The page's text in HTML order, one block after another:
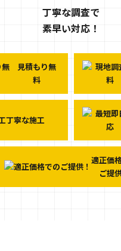
丁寧な調査で
素早い対応！
見積もり無
料
丁寧な施工
適正価
ご提